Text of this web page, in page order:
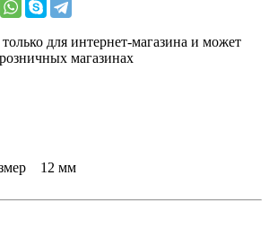
для интернет-магазина и может
магазинах
12 мм